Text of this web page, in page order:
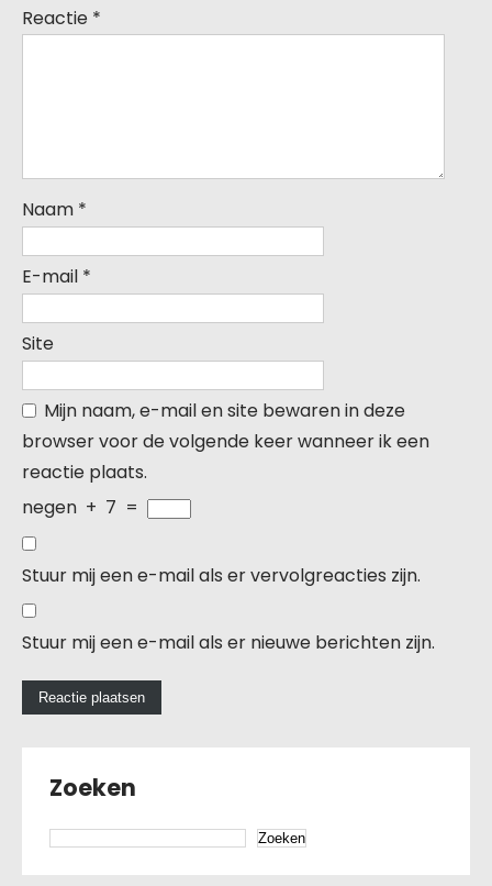
Reactie *
Naam *
E-mail *
Site
Mijn naam, e-mail en site bewaren in deze
browser voor de volgende keer wanneer ik een
reactie plaats.
negen + 7 =
Stuur mij een e-mail als er vervolgreacties zijn.
Stuur mij een e-mail als er nieuwe berichten zijn.
Zoeken
Zoeken